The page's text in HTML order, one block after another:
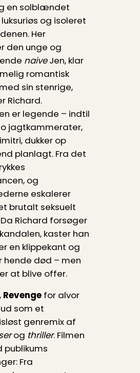
en solblændet
og isoleret
Her
den unge og
naiveJen, klar
romantisk
sin stenrige,
Richard.
er legende – indtil
jagtkammerater,
dukker op
planlagt. Fra det
og
eskalerer
brutalt seksuelt
Richard forsøger
kaster han
en klippekant og
død – men
at blive offer.
Revengefor alvor
som et
genremix af
og thriller. Filmen
publikums
Fra